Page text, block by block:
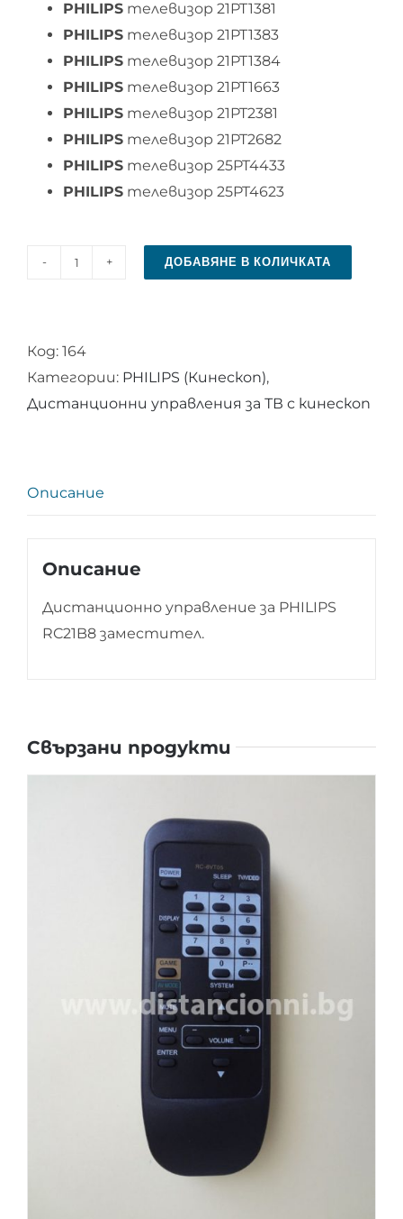
PHILIPS телевизор 21PT1381
PHILIPS телевизор 21PT1383
PHILIPS телевизор 21PT1384
PHILIPS телевизор 21PT1663
PHILIPS телевизор 21PT2381
PHILIPS телевизор 21PT2682
PHILIPS телевизор 25PT4433
PHILIPS телевизор 25PT4623
количество
управление
за
PHILIPS
ДОБАВЯНЕ В КОЛИЧКАТА
Код: 164
Категории: PHILIPS (Кинескоп),
Дистанционни управления за ТВ с кинескоп
Описание
Описание
Дистанционно управление за PHILIPS
RC21B8 заместител.
Свързани продукти